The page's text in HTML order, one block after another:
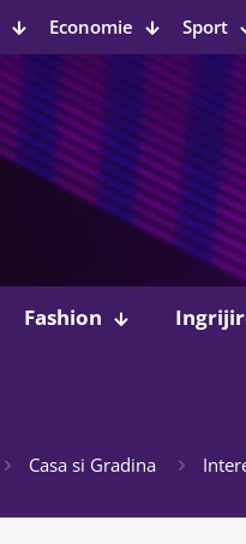
Economie Sport
Fashion
Casa si Gradina